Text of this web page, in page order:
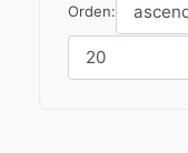
Orden: